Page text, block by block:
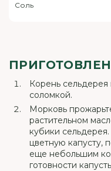
Соль
Корень
соломкой.
Морковь
растительном
кубики
цветную капусту,
еще небольшим
готовности